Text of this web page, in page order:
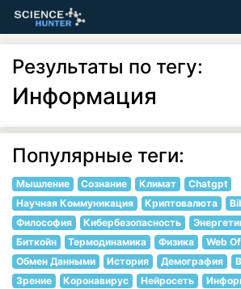
Результаты по тегу:
Информация
Популярные теги:
Мышление Сознание Климат
Chatgpt
Научная Коммуникация
Криптовалюта
Философия
Кибербезопасность
Биткойн
Термодинамика Физика Web
Обмен Данными
История Демография
Зрение
Коронавирус Нейросеть